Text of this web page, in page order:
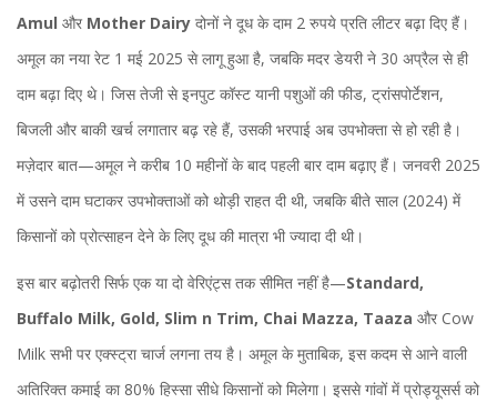
Amul और Mother Dairy दोनों ने दूध के दाम 2 रुपये प्रति लीटर बढ़ा दिए हैं।
अमूल का नया रेट 1 मई 2025 से लागू हुआ है, जबकि मदर डेयरी ने 30 अप्रैल से ही
दाम बढ़ा दिए थे। जिस तेजी से इनपुट कॉस्ट यानी पशुओं की फीड, ट्रांसपोर्टेशन,
बिजली और बाकी खर्च लगातार बढ़ रहे हैं, उसकी भरपाई अब उपभोक्ता से हो रही है।
मज़ेदार बात—अमूल ने करीब 10 महीनों के बाद पहली बार दाम बढ़ाए हैं। जनवरी 2025
में उसने दाम घटाकर उपभोक्ताओं को थोड़ी राहत दी थी, जबकि बीते साल (2024) में
किसानों को प्रोत्साहन देने के लिए दूध की मात्रा भी ज्यादा दी थी।
इस बार बढ़ोतरी सिर्फ एक या दो वेरिएंट्स तक सीमित नहीं है—Standard,
Buffalo Milk, Gold, Slim n Trim, Chai Mazza, Taaza और Cow
Milk सभी पर एक्स्ट्रा चार्ज लगना तय है। अमूल के मुताबिक, इस कदम से आने वाली
अतिरिक्त कमाई का 80% हिस्सा सीधे किसानों को मिलेगा। इससे गांवों में प्रोड्यूसर्स को